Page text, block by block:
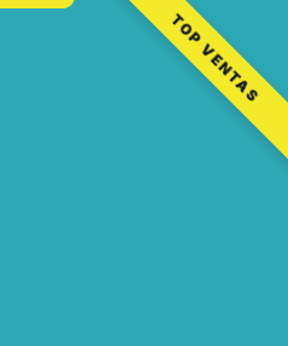
TOP VENTAS